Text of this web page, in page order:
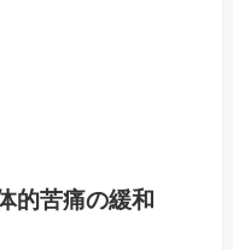
的苦痛の緩和